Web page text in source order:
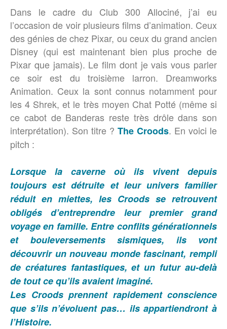
Dans le cadre du Club 300 Allociné, j’ai eu
l’occasion de voir plusieurs films d’animation. Ceux
des génies de chez Pixar, ou ceux du grand ancien
Disney (qui est maintenant bien plus proche de
Pixar que jamais). Le film dont je vais vous parler
ce soir est du troisième larron. Dreamworks
Animation. Ceux la sont connus notamment pour
les 4 Shrek, et le très moyen Chat Potté (même si
ce cabot de Banderas reste très drôle dans son
interprétation). Son titre ? The Croods. En voici le
pitch :
Lorsque la caverne où ils vivent depuis
toujours est détruite et leur univers familier
réduit en miettes, les Croods se retrouvent
obligés d’entreprendre leur premier grand
voyage en famille. Entre conflits générationnels
et bouleversements sismiques, ils vont
découvrir un nouveau monde fascinant, rempli
de créatures fantastiques, et un futur au-delà
de tout ce qu’ils avaient imaginé.
Les Croods prennent rapidement conscience
que s’ils n’évoluent pas… ils appartiendront à
l’Histoire.